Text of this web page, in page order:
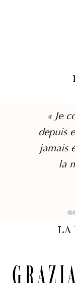
« Je
depuis
jamais
la
LA